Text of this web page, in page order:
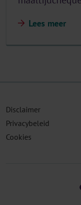
Lees meer
Disclaimer
Privacybeleid
Cookies